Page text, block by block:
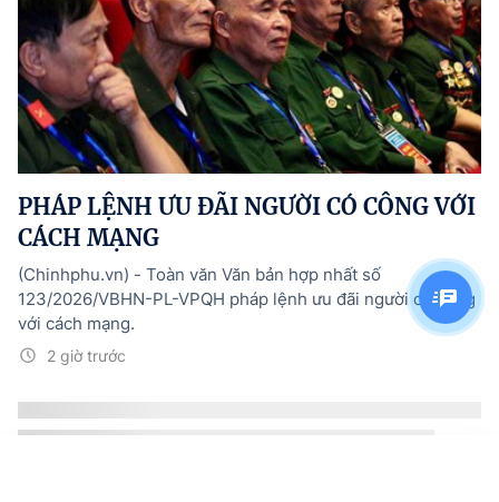
PHÁP LỆNH ƯU ĐÃI NGƯỜI CÓ CÔNG VỚI
CÁCH MẠNG
2 giờ trước
(Chinhphu.vn) - Toàn văn Văn bản hợp nhất số
123/2026/VBHN-PL-VPQH pháp lệnh ưu đãi người có công
với cách mạng.